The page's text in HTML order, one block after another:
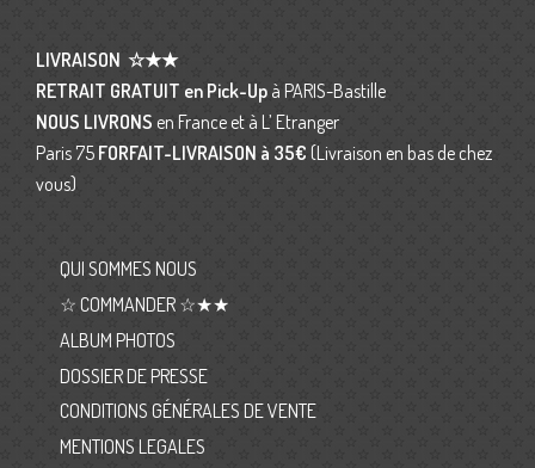
LIVRAISON ☆★★
RETRAIT GRATUIT en Pick-Up à PARIS-Bastille
NOUS LIVRONS en France et à L’ Etranger
Paris 75 FORFAIT-LIVRAISON à 35€ (Livraison en bas de chez
vous)
QUI SOMMES NOUS
☆ COMMANDER ☆★★
ALBUM PHOTOS
DOSSIER DE PRESSE
CONDITIONS GÉNÉRALES DE VENTE
MENTIONS LEGALES